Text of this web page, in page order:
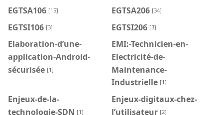
EGTSA106 [15] EGTSA206 [34]
EGTSI106 [3] EGTSI206 [3]
Elaboration-d’une-
application-Android-
sécurisée [1]
EMI:-Technicien-en-
Electricité-de-
Maintenance-
Industrielle [1]
Enjeux-de-la-
technologie-SDN [1]
Enjeux-digitaux-chez-
l’utilisateur [2]